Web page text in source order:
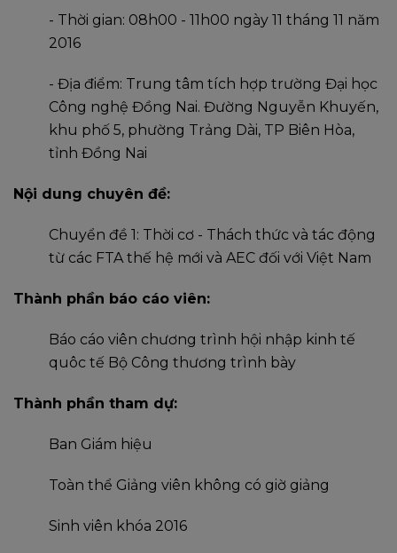
- Thời gian: 08h00 - 11h00 ngày 11 tháng 11 năm
2016
- Địa điểm: Trung tâm tích hợp trường Đại học
Công nghệ Đồng Nai. Đường Nguyễn Khuyến,
khu phố 5, phường Trảng Dài, TP Biên Hòa,
tỉnh Đồng Nai
Nội dung chuyên đề:
Chuyển đề 1: Thời cơ - Thách thức và tác động
từ các FTA thế hệ mới và AEC đối với Việt Nam
Thành phần báo cáo viên:
Báo cáo viên chương trình hội nhập kinh tế
quôc tế Bộ Công thương trình bày
Thành phần tham dự:
Ban Giám hiệu
Toàn thể Giảng viên không có giờ giảng
Sinh viên khóa 2016